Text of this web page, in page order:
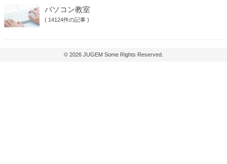
パソコン教室
( 14124件の記事 )
© 2026 JUGEM Some Rights Reserved.